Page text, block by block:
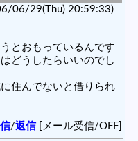
06/29(Thu) 20:59:33)
とおもっているんです
どうしたらいいのでし
住んでないと借りられ
/返信[メール受信/OFF]